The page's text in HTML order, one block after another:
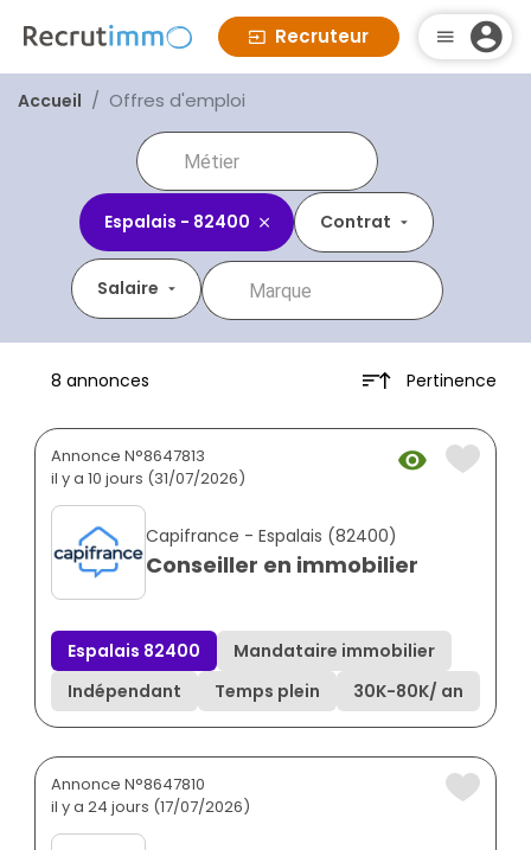
Recruteur
Accueil Offres d'emploi
Espalais - 82400 Contrat
Salaire
8 annonces Pertinence
Annonce N°8647813
il y a 10 jours (31/07/2026)
Capifrance - Espalais (82400)
Conseiller en immobilier
Espalais 82400
Mandataire immobilier
Indépendant
Temps plein 30K-80K/ an
Annonce N°8647810
il y a 24 jours (17/07/2026)